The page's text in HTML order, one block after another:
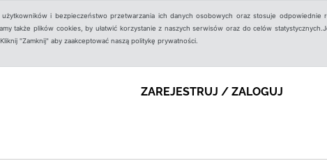
i bezpieczeństwo przetwarzania ich danych osobowych oraz stosuje odpowiednie
także plików cookies, by ułatwić korzystanie z naszych serwisów oraz do celów
"Zamknij" aby zaakceptować naszą politykę prywatności.
ZAREJESTRUJ / ZALOGUJ